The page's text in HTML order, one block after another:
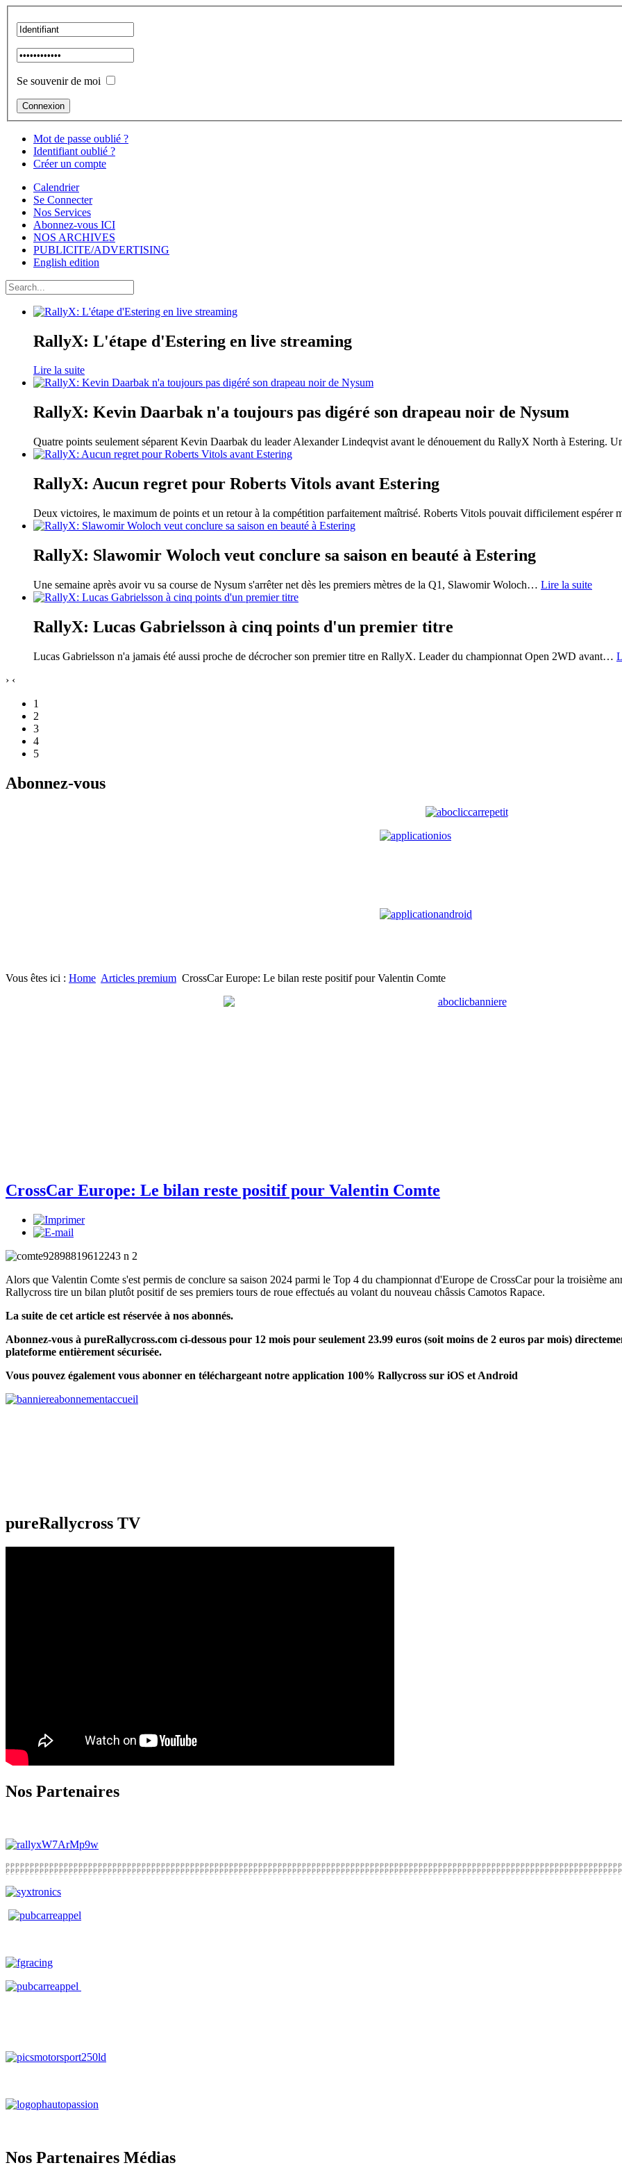
Se souvenir de moi
Mot de passe oublié ?
Identifiant oublié ?
Créer un compte
Calendrier
Se Connecter
Nos Services
Abonnez-vous ICI
NOS ARCHIVES
PUBLICITE/ADVERTISING
English edition
RallyX: L'étape d'Estering en live streaming
Lire la suite
RallyX: Kevin Daarbak n'a toujours pas digéré son drapeau noir de Nysum
Quatre points seulement séparent Kevin Daarbak du leader Alexander Lindeqvist avant le dénouement du RallyX North à Estering.
RallyX: Aucun regret pour Roberts Vitols avant Estering
Deux victoires, le maximum de points et un retour à la compétition parfaitement maîtrisé. Roberts Vitols pouvait difficilement espérer
RallyX: Slawomir Woloch veut conclure sa saison en beauté à Estering
Une semaine après avoir vu sa course de Nysum s'arrêter net dès les premiers mètres de la Q1, Slawomir Woloch… Lire la suite
RallyX: Lucas Gabrielsson à cinq points d'un premier titre
Lucas Gabrielsson n'a jamais été aussi proche de décrocher son premier titre en RallyX. Leader du championnat Open 2WD avant…
› ‹
1
2
3
4
5
Abonnez-vous
Vous êtes ici : Home Articles premium CrossCar Europe: Le bilan reste positif pour Valentin Comte
CrossCar Europe: Le bilan reste positif pour Valentin Comte
Alors que Valentin Comte s'est permis de conclure sa saison 2024 parmi le Top 4 du championnat d'Europe de CrossCar pour la troisième
Rallycross tire un bilan plutôt positif de ses premiers tours de roue effectués au volant du nouveau châssis Camotos Rapace.
La suite de cet article est réservée à nos abonnés.
Abonnez-vous à pureRallycross.com ci-dessous pour 12 mois pour seulement 23.99 euros (soit moins de 2 euros par mois)
plateforme entièrement sécurisée.
Vous pouvez également vous abonner en téléchargeant notre application 100% Rallycross sur iOS et Android
pureRallycross TV
Nos Partenaires
Nos Partenaires Médias